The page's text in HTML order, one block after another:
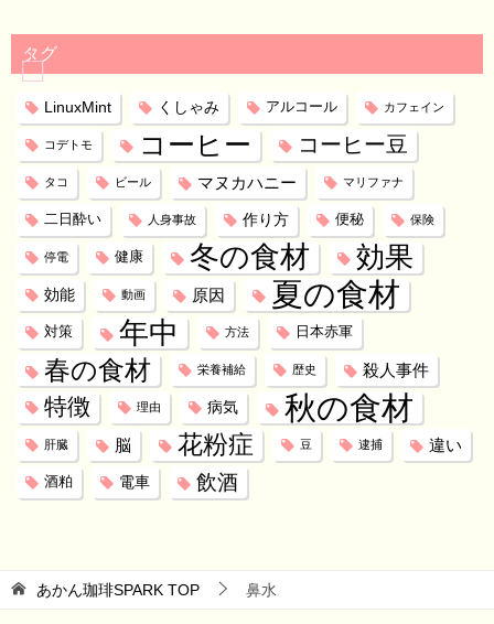
タグ
LinuxMint くしゃみ アルコール カフェイン
コデトモ コーヒー コーヒー豆
タコ ビール マヌカハニー マリファナ
二日酔い 人身事故 作り方 便秘 保険
停電 健康 冬の食材 効果
効能 動画 原因 夏の食材
対策 年中 方法 日本赤軍
春の食材 栄養補給 歴史 殺人事件
特徴 理由 病気 秋の食材
肝臓 脳 花粉症 豆 逮捕 違い
酒粕 電車 飲酒
あかん珈琲SPARK TOP 鼻水